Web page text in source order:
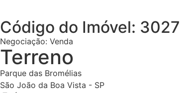
Código do Imóvel: 3027
Negociação: Venda
Terreno
Parque das Bromélias
São João da Boa Vista - SP